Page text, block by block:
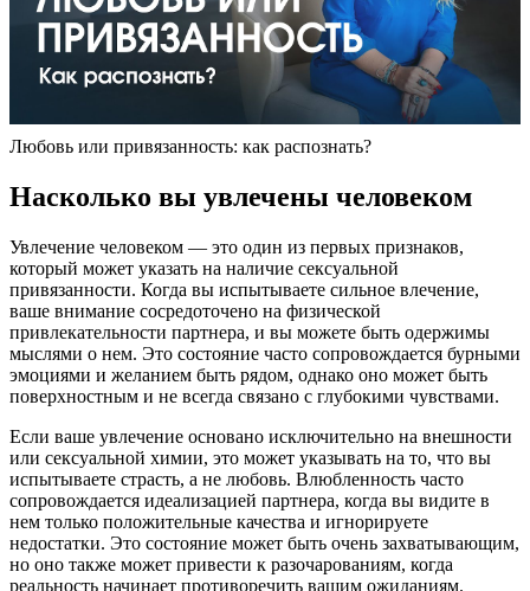
Любовь или привязанность: как распознать?
Насколько вы увлечены человеком
Увлечение человеком — это один из первых признаков,
который может указать на наличие сексуальной
привязанности. Когда вы испытываете сильное влечение,
ваше внимание сосредоточено на физической
привлекательности партнера, и вы можете быть одержимы
мыслями о нем. Это состояние часто сопровождается бурными
эмоциями и желанием быть рядом, однако оно может быть
поверхностным и не всегда связано с глубокими чувствами.
Если ваше увлечение основано исключительно на внешности
или сексуальной химии, это может указывать на то, что вы
испытываете страсть, а не любовь. Влюбленность часто
сопровождается идеализацией партнера, когда вы видите в
нем только положительные качества и игнорируете
недостатки. Это состояние может быть очень захватывающим,
но оно также может привести к разочарованиям, когда
реальность начинает противоречить вашим ожиданиям.